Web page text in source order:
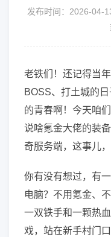
发布时间：2026-04-
老铁们！还记得当
BOSS、打土城的
的青春啊！今天咱
说啥氪金大佬的装
奇服务端，这事儿，
你有没有想过，有
电脑？不用氪金、
一双铁手和一颗热
戏，站在新手村门